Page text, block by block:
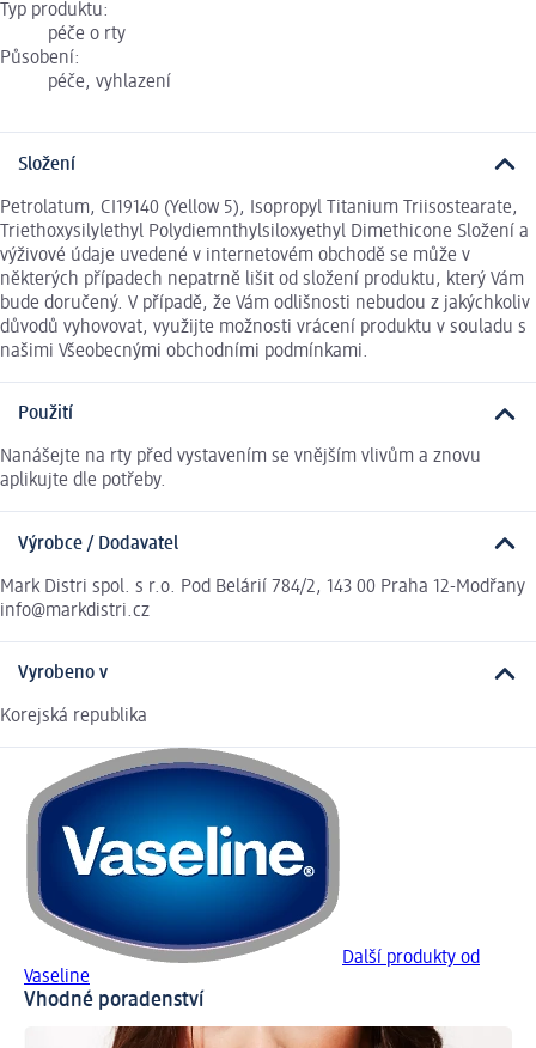
Typ produktu:
péče o rty
Působení:
péče, vyhlazení
Složení
Petrolatum, CI19140 (Yellow 5), Isopropyl Titanium Triisostearate,
Triethoxysilylethyl Polydiemnthylsiloxyethyl Dimethicone Složení a
výživové údaje uvedené v internetovém obchodě se může v
některých případech nepatrně lišit od složení produktu, který Vám
bude doručený. V případě, že Vám odlišnosti nebudou z jakýchkoliv
důvodů vyhovovat, využijte možnosti vrácení produktu v souladu s
našimi Všeobecnými obchodními podmínkami.
Použití
Nanášejte na rty před vystavením se vnějším vlivům a znovu
aplikujte dle potřeby.
Výrobce / Dodavatel
Mark Distri spol. s r.o. Pod Belárií 784/2, 143 00 Praha 12-Modřany
info@markdistri.cz
Vyrobeno v
Korejská republika
Další produkty od
Vaseline
Vhodné poradenství